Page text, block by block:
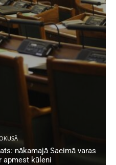
nākamajā Saeimā varas
apmest kūleni